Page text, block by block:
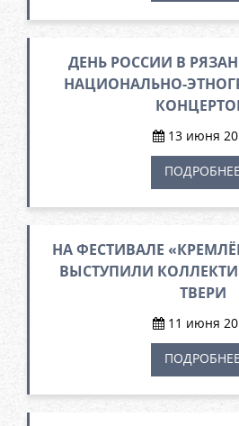
ДЕНЬ РОССИИ В
НАЦИОНАЛЬНО-
13 июня
ПОДРОБНЕЕ
НА ФЕСТИВАЛЕ
ВЫСТУПИЛИ
ТВЕРИ
11 июня
ПОДРОБНЕЕ